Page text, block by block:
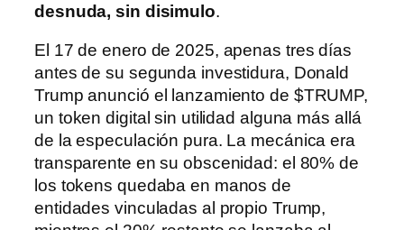
desnuda, sin disimulo.
El 17 de enero de 2025, apenas tres días
antes de su segunda investidura, Donald
Trump anunció el lanzamiento de $TRUMP,
un token digital sin utilidad alguna más allá
de la especulación pura. La mecánica era
transparente en su obscenidad: el 80% de
los tokens quedaba en manos de
entidades vinculadas al propio Trump,